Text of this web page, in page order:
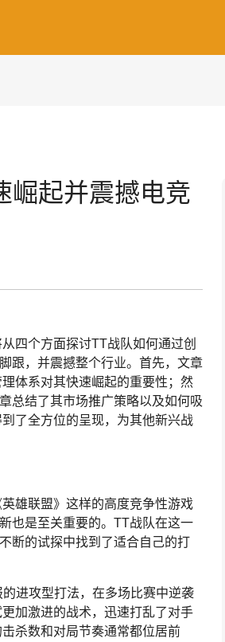
崛起并震撼电竞
四个方面探讨TT战队如何通过创
跟，并震撼整个行业。首先，文章
体系对其快速崛起的重要性；然
总结了其市场推广策略以及如何吸
了全方位的呈现，为其他新兴战
雄联盟》这样的高度竞争性游戏
也是至关重要的。TT战队在这一
断的试探中找到了适合自己的打
进攻型打法，在多场比赛中逆袭
加激进的战术，迅速打乱了对手
杀数和对局节奏通常都位居前